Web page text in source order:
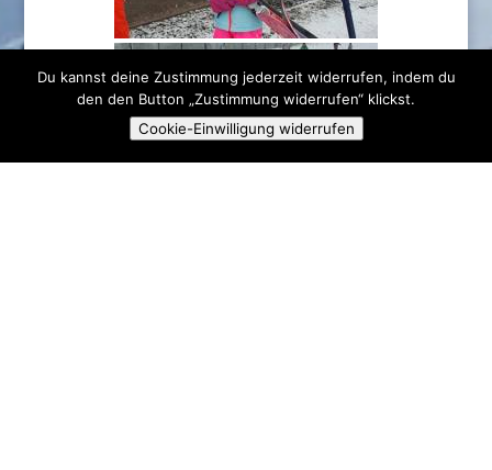
Du kannst deine Zustimmung jederzeit widerrufen, indem du
den den Button „Zustimmung widerrufen“ klickst.
Cookie-Einwilligung widerrufen